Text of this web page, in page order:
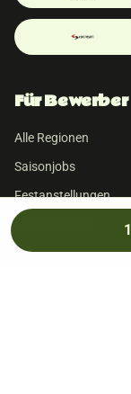
1
Für Bewerber
Alle Regionen
Saisonjobs
Festanstellungen
Minijobs